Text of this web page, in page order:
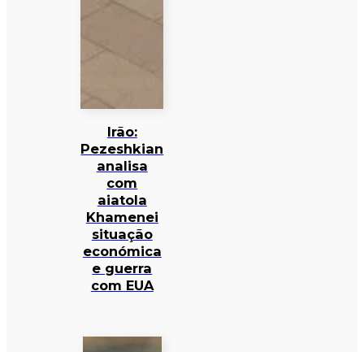
Irão:
Pezeshkian
analisa
com
aiatola
Khamenei
situação
económica
e guerra
com EUA